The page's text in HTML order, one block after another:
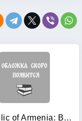
Republic of Armenia: Birds of Armenia Reference Map